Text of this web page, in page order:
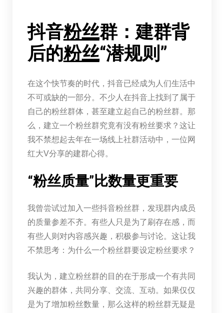
抖音粉丝群：建群背
后的粉丝“潜规则”
在这个快节奏的时代，抖音已经成为人们生活中
不可或缺的一部分。不少人在抖音上找到了属于
自己的粉丝群体，甚至建立起自己的粉丝群。那
么，建立一个粉丝群究竟有没有粉丝要求？这让
我不禁想起去年在一场线上社群活动中，一位网
红大V分享的建群心得。
“粉丝质量”比数量更重要
我曾尝试过加入一些抖音粉丝群，发现群内成员
的质量参差不齐。有些人只是为了刷存在感，而
有些人则对内容感兴趣，积极参与讨论。这让我
不禁思考：为什么一个粉丝群要设定粉丝要求？
我认为，建立粉丝群的目的在于形成一个有共同
兴趣的群体，共同分享、交流、互动。如果仅仅
是为了增加粉丝数量，那么这样的粉丝群无疑是